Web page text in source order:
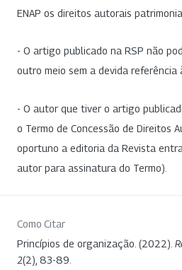
ENAP os direitos autorais
- O artigo publicado na RSP não
outro meio sem a devida referência
- O autor que tiver o artigo
o Termo de Concessão de Direitos
oportuno a editoria da Revista
autor para assinatura do Termo).
Como Citar
Princípios de organização. (2022).
2(2), 83-89.